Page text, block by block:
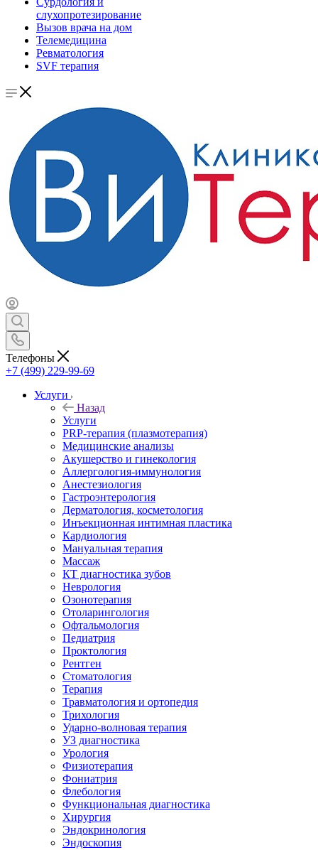
слухопротезирование
Вызов врача на дом
Телемедицина
Ревматология
SVF терапия
Телефоны
+7 (499) 229-99-69
Услуги
Назад
Услуги
PRP-терапия (плазмотерапия)
Медицинские анализы
Акушерство и гинекология
Аллергология-иммунология
Анестезиология
Гастроэнтерология
Дерматология, косметология
Инъекционная интимная пластика
Кардиология
Мануальная терапия
Массаж
КТ диагностика зубов
Неврология
Озонотерапия
Отоларингология
Офтальмология
Педиатрия
Проктология
Рентген
Стоматология
Терапия
Травматология и ортопедия
Трихология
Ударно-волновая терапия
УЗ диагностика
Урология
Физиотерапия
Фониатрия
Флебология
Функциональная диагностика
Хирургия
Эндокринология
Эндоскопия